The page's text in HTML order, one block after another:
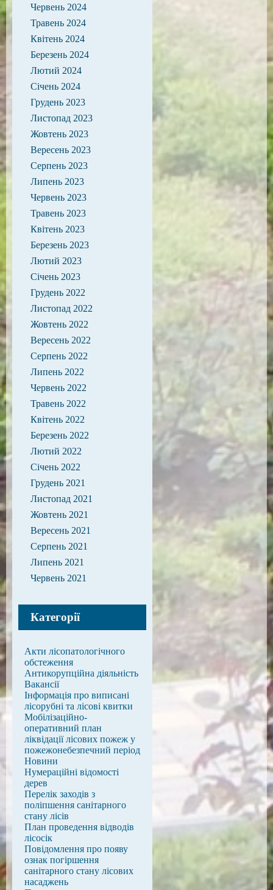
Червень 2024
Травень 2024
Квітень 2024
Березень 2024
Лютий 2024
Січень 2024
Грудень 2023
Листопад 2023
Жовтень 2023
Вересень 2023
Серпень 2023
Липень 2023
Червень 2023
Травень 2023
Квітень 2023
Березень 2023
Лютий 2023
Січень 2023
Грудень 2022
Листопад 2022
Жовтень 2022
Вересень 2022
Серпень 2022
Липень 2022
Червень 2022
Травень 2022
Квітень 2022
Березень 2022
Лютий 2022
Січень 2022
Грудень 2021
Листопад 2021
Жовтень 2021
Вересень 2021
Серпень 2021
Липень 2021
Червень 2021
Категорії
Акти лісопатологічного
обстеження
Антикорупційна діяльність
Вакансії
Інформація про виписані
лісорубні та лісові квитки
Мобілізаційно-
оперативний план
ліквідації лісових пожеж у
пожежонебезпечний період
Новини
Нумераційні відомості
дерев
Перелік заходів з
поліпшення санітарного
стану лісів
План проведення відводів
лісосік
Повідомлення про появу
ознак погіршення
санітарного стану лісових
насаджень